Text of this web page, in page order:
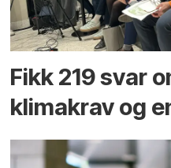
Fikk 219 svar
klimakrav og